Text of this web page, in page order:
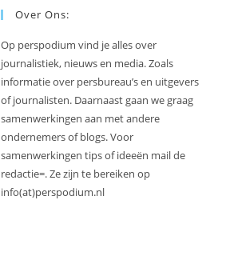
Over Ons:
Op perspodium vind je alles over
journalistiek, nieuws en media. Zoals
informatie over persbureau’s en uitgevers
of journalisten. Daarnaast gaan we graag
samenwerkingen aan met andere
ondernemers of blogs. Voor
samenwerkingen tips of ideeën mail de
redactie=. Ze zijn te bereiken op
info(at)perspodium.nl